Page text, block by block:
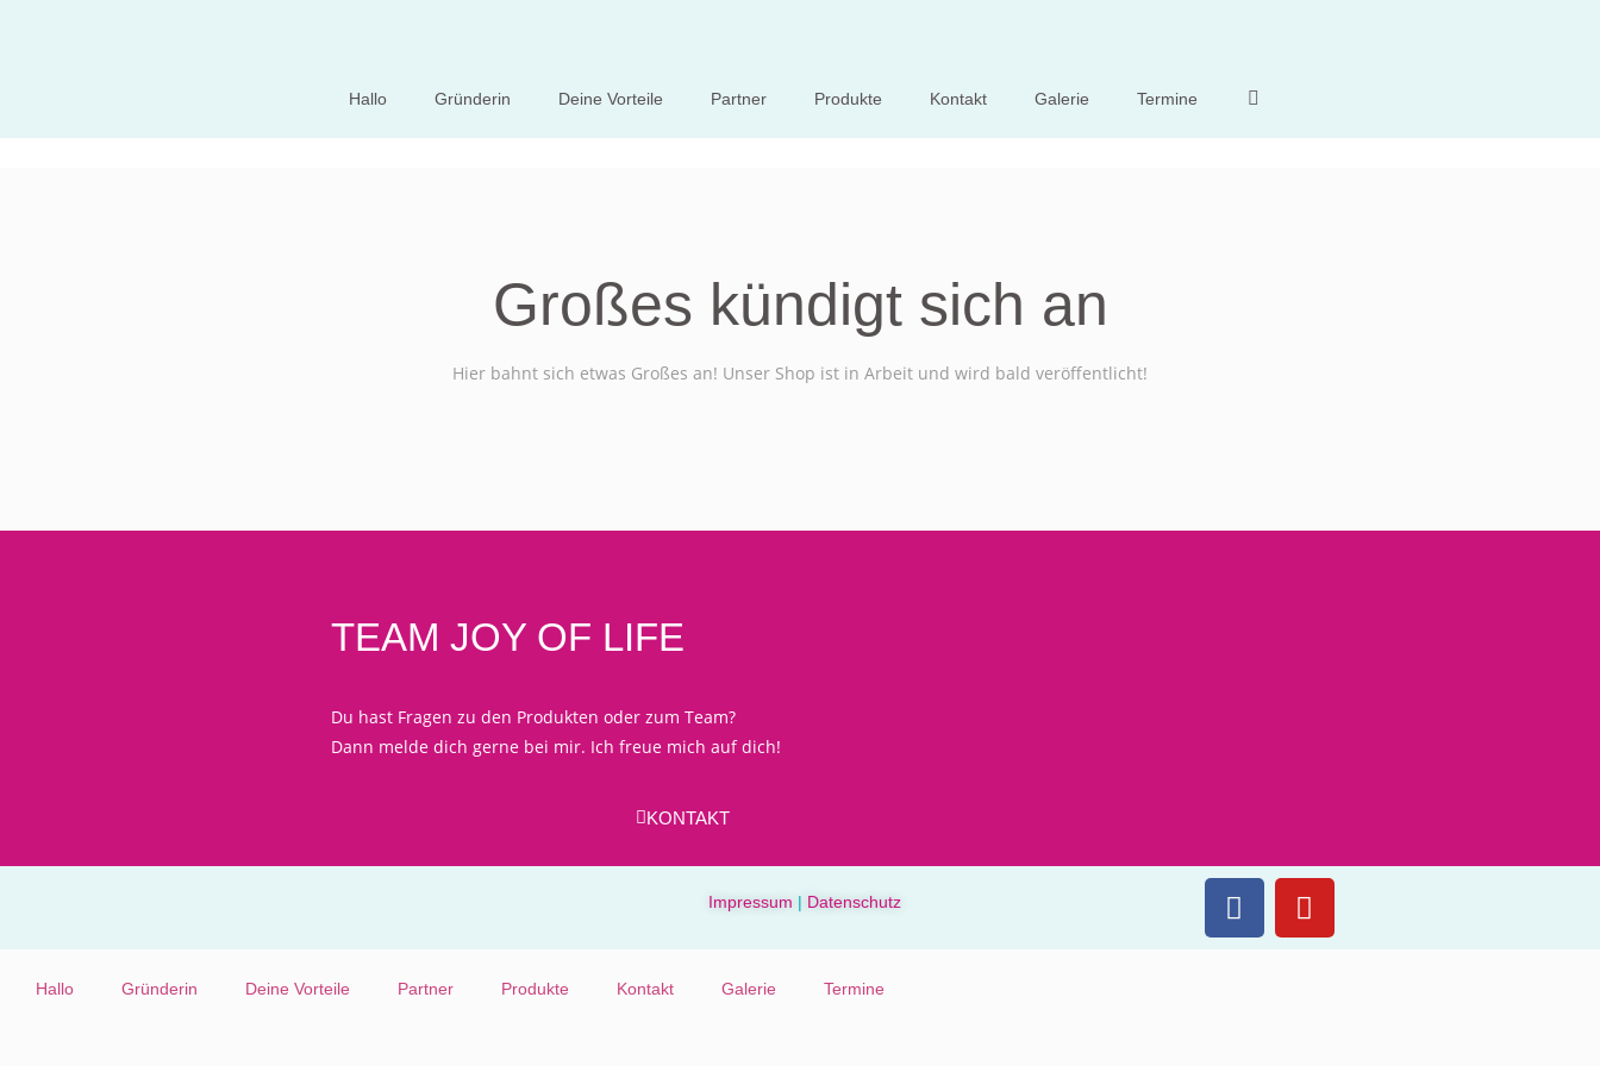
Hallo Gründerin Deine Vorteile Partner Produkte Kontakt Galerie Termine
Großes kündigt sich an
Hier bahnt sich etwas Großes an! Unser Shop ist in Arbeit und wird bald veröffentlicht!
TEAM JOY OF LIFE
Du hast Fragen zu den Produkten oder zum Team?
Dann melde dich gerne bei mir. Ich freue mich auf dich!
KONTAKT
Impressum | Datenschutz
Hallo Gründerin Deine Vorteile Partner Produkte Kontakt Galerie Termine